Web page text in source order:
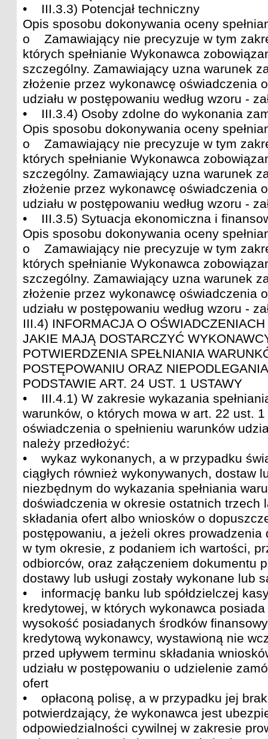
• III.3.3) Potencjał techniczny
Opis sposobu dokonywania oceny
o Zamawiający nie precyzuje w tym
których spełnianie Wykonawca
szczególny. Zamawiający uzna warunek
złożenie przez wykonawcę oświadczenia
udziału w postępowaniu według wzoru -
• III.3.4) Osoby zdolne do wykonania
Opis sposobu dokonywania oceny
o Zamawiający nie precyzuje w tym
których spełnianie Wykonawca
szczególny. Zamawiający uzna warunek
złożenie przez wykonawcę oświadczenia
udziału w postępowaniu według wzoru -
• III.3.5) Sytuacja ekonomiczna i
Opis sposobu dokonywania oceny
o Zamawiający nie precyzuje w tym
których spełnianie Wykonawca
szczególny. Zamawiający uzna warunek
złożenie przez wykonawcę oświadczenia
udziału w postępowaniu według wzoru -
III.4) INFORMACJA O
JAKIE MAJĄ DOSTARCZYĆ
POTWIERDZENIA SPEŁNIANIA
POSTĘPOWANIU ORAZ
PODSTAWIE ART. 24 UST. 1 USTAWY
• III.4.1) W zakresie wykazania
warunków, o których mowa w art. 22 ust.
oświadczenia o spełnieniu warunków
należy przedłożyć:
• wykaz wykonanych, a w przypadku
ciągłych również wykonywanych, dostaw
niezbędnym do wykazania spełniania
doświadczenia w okresie ostatnich trzech
składania ofert albo wniosków o
postępowaniu, a jeżeli okres prowadzenia
w tym okresie, z podaniem ich wartości,
odbiorców, oraz załączeniem dokumentu
dostawy lub usługi zostały wykonane lub
• informację banku lub spółdzielczej
kredytowej, w których wykonawca
wysokość posiadanych środków
kredytową wykonawcy, wystawioną nie
przed upływem terminu składania
udziału w postępowaniu o udzielenie
ofert
• opłaconą polisę, a w przypadku jej
potwierdzający, że wykonawca jest
odpowiedzialności cywilnej w zakresie